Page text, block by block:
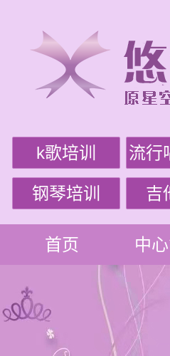
k歌培训 流行
钢琴培训 吉
首页 中